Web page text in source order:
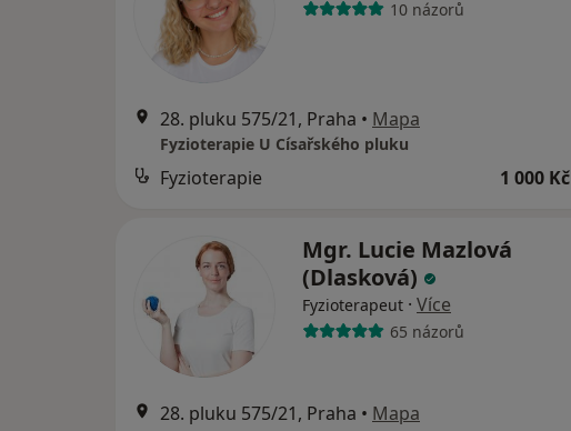
10 názorů
28. pluku 575/21, Praha • Mapa
Fyzioterapie U Císařského pluku
Fyzioterapie 1 000 Kč
Mgr. Lucie Mazlová
(Dlasková)
Fyzioterapeut · Více
65 názorů
28. pluku 575/21, Praha • Mapa